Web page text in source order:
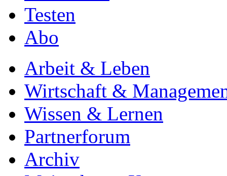
Testen
Abo
Arbeit & Leben
Wirtschaft &
Wissen & Lernen
Partnerforum
Archiv